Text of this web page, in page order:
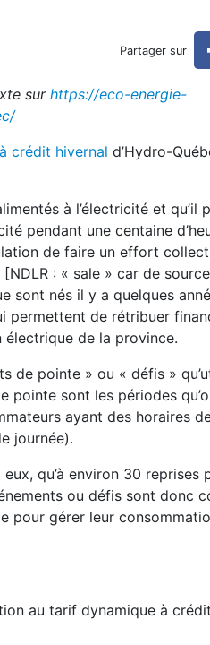
Partager sur
sur https://eco-energie-
à crédit hivernal d’Hydro-
à l’électricité et qu’il
pendant une centaine
de faire un effort
: « sale » car de
sont nés il y a quelques
permettent de rétribuer
de la province.
de pointe » ou « défis »
pointe sont les périodes
ayant des horaires
journée).
qu’à environ 30 reprises
ou défis sont donc
pour gérer leur
au tarif dynamique à